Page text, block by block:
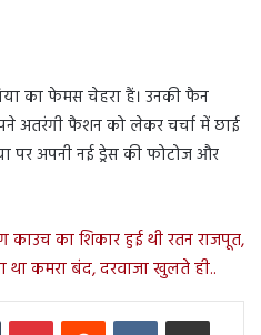
का फेमस चेहरा हैं। उनकी फैन
अतरंगी फैशन को लेकर चर्चा में छाई
पर अपनी नई ड्रेस की फोटोज और
काउच का शिकार हुई थी रतन राजपूत,
था कमरा बंद, दरवाजा खुलते ही..
Tumblr PinterestReddit VKontakteShare via Email